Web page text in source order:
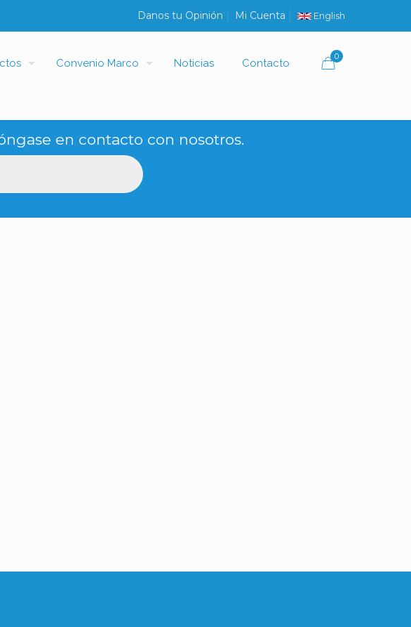
Danos tu Opinión Mi Cuenta English
Convenio Marco Noticias Contacto
0
en contacto con nosotros.